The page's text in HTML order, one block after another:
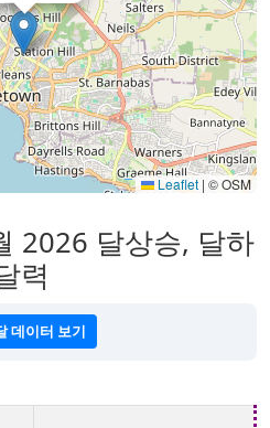
Leaflet | © OSM
2026 달상승, 달하
력
데이터 보기